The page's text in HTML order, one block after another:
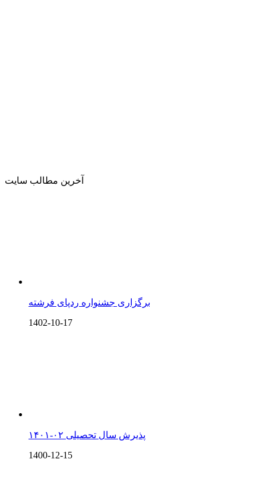
آخرین مطالب سایت
برگزاری جشنواره ردپای فرشته
1402-10-17
پذیرش سال تحصیلی ۰۲-۱۴۰۱
1400-12-15